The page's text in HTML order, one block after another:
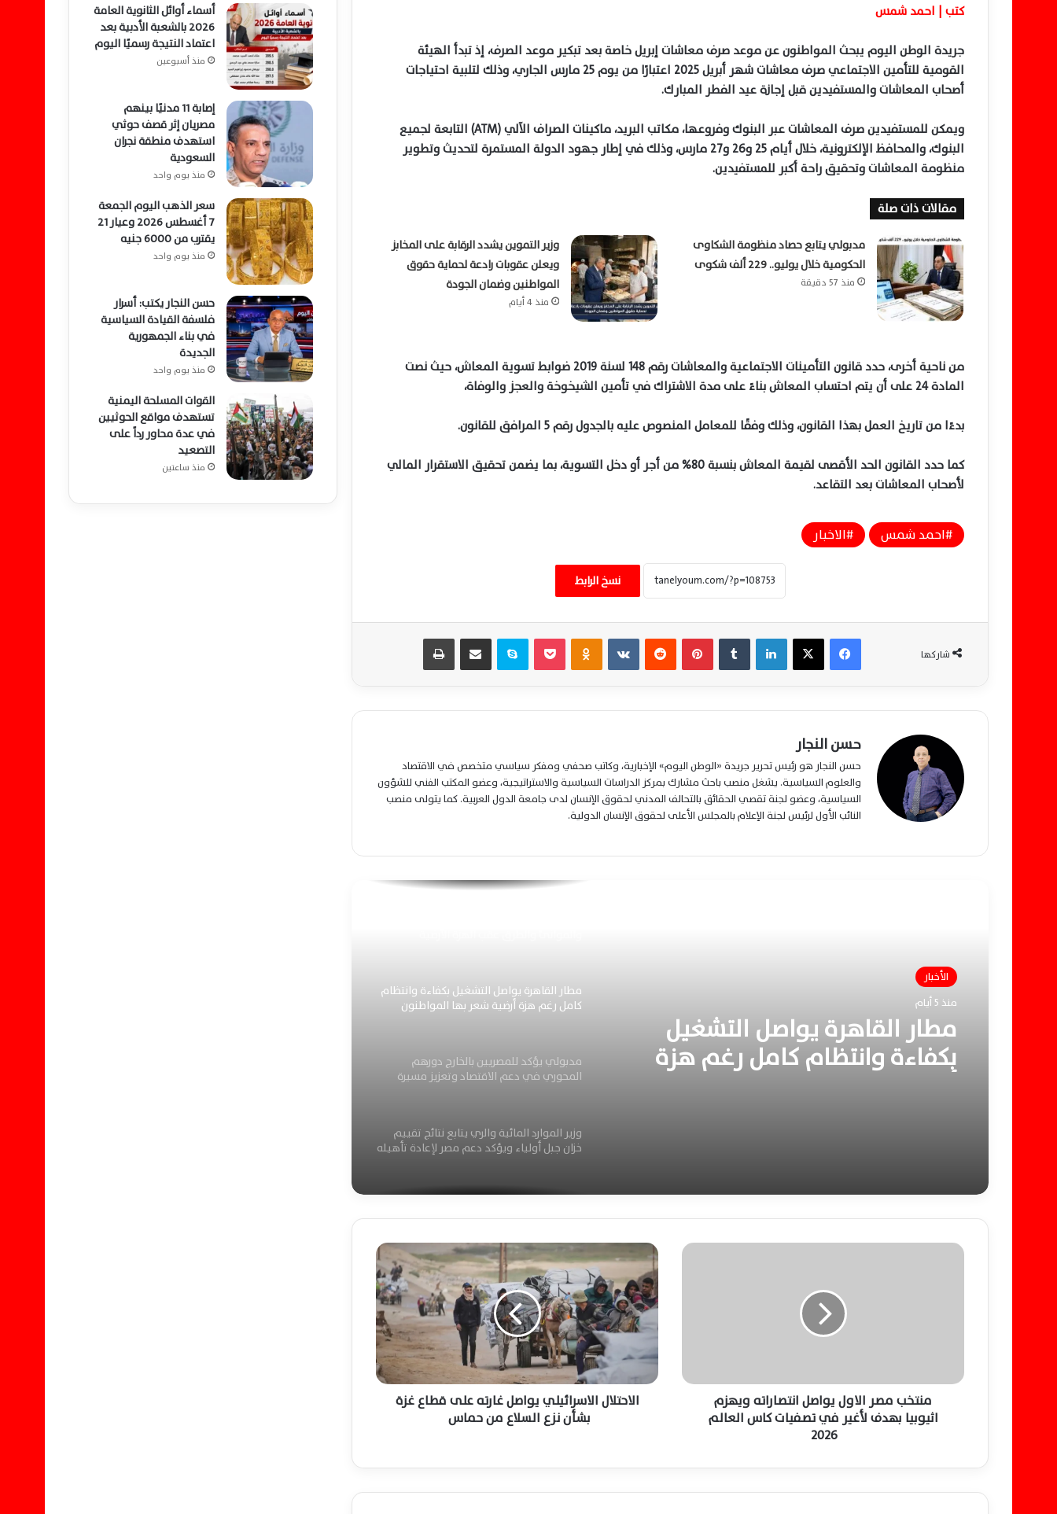
كتب | احمد شمس
جريدة الوطن اليوم يبحث المواطنون عن موعد صرف معاشات إبريل خاصة بعد تبكير موعد الصرف، إذ تبدأ الهيئة
القومية للتأمين الاجتماعي صرف معاشات شهر أبريل 2025 اعتبارًا من يوم 25 مارس الجاري، وذلك لتلبية احتياجات
أصحاب المعاشات والمستفيدين قبل إجازة عيد الفطر المبارك.
ويمكن للمستفيدين صرف المعاشات عبر البنوك وفروعها، مكاتب البريد، ماكينات الصراف الآلي (ATM) التابعة لجميع
البنوك، والمحافظ الإلكترونية، خلال أيام 25 و26 و27 مارس، وذلك في إطار جهود الدولة المستمرة لتحديث وتطوير
منظومة المعاشات وتحقيق راحة أكبر للمستفيدين.
مقالات ذات صلة
مدبولي يتابع حصاد منظومة الشكاوى
الحكومية خلال يوليو.. 229 ألف شكوى
منذ 57 دقيقة
وزير التموين يشدد الرقابة على المخابز
ويعلن عقوبات رادعة لحماية حقوق
المواطنين وضمان الجودة
منذ 4 أيام
من ناحية أخرى، حدد قانون التأمينات الاجتماعية والمعاشات رقم 148 لسنة 2019 ضوابط تسوية المعاش، حيث نصت
المادة 24 على أن يتم احتساب المعاش بناءً على مدة الاشتراك في تأمين الشيخوخة والعجز والوفاة،
بدءًا من تاريخ العمل بهذا القانون، وذلك وفقًا للمعامل المنصوص عليه بالجدول رقم 5 المرافق للقانون.
كما حدد القانون الحد الأقصى لقيمة المعاش بنسبة 80% من أجر أو دخل التسوية، بما يضمن تحقيق الاستقرار المالي
لأصحاب المعاشات بعد التقاعد.
احمد شمس الاخبار
نسخ الرابط
شاركها
فيسبوك ‫X لينكدإن بينتيريست ‏VKontakte سكايب مشاركة عبر البريد
حسن النجار
حسن النجار هو رئيس تحرير جريدة «الوطن اليوم» الإخبارية، وكاتب صحفي ومفكر سياسي متخصص في الاقتصاد
والعلوم السياسية. يشغل منصب باحث مشارك بمركز الدراسات السياسية والاستراتيجية، وعضو المكتب الفني للشؤون
السياسية، وعضو لجنة تقصي الحقائق بالتحالف المدني لحقوق الإنسان لدى جامعة الدول العربية. كما يتولى منصب
النائب الأول لرئيس لجنة الإعلام بالمجلس الأعلى لحقوق الإنسان الدولية.
الأخبار
منذ 5 أيام
مطار القاهرة يواصل التشغيل
بكفاءة وانتظام كامل رغم هزة
أرضية شعر بها المواطنون
اعرف امتيازات المقبولين بالمعاهد الفنية
الصحية الشرطية وشروط التقديم للدفعة
الجديدة 2026
اليوم.. تعرف على السعر والحصة الرسمية
للمواطن
مواعيد قطارات الصعيد 2026 كاملة اليوم بين
القاهرة وأسوان ذهابًا وإيابًا بالتفصيل
دون تصالح.. اعرف الشروط والخطوات الكاملة
الآن
مطار القاهرة يواصل التشغيل بكفاءة وانتظام
كامل رغم هزة أرضية شعر بها المواطنون
مدبولي يؤكد للمصريين بالخارج دورهم
المحوري في دعم الاقتصاد وتعزيز مسيرة
وزير الموارد المائية والري يتابع نتائج تقييم
خزان جبل أولياء ويؤكد دعم مصر لإعادة تأهيله
وجدول الرواتب الجديد وأماكن الحصول عليها
اعرف امتيازات المقبولين بالمعاهد الفنية
الصحية الشرطية وشروط التقديم للدفعة
الجديدة 2026
بدء تطبيق منظومة الخصم المباشر للخبز
اليوم.. تعرف على السعر والحصة الرسمية
للمواطن
بدء تطبيق منظومة الخصم المباشر بالمخابز
مواعيد قطارات الصعيد 2026 كاملة اليوم بين
م
ا
ي
ا
منتخب مصر الاول يواصل انتصاراته ويهزم
اثيوبيا بهدف لأغير في تصفيات كاس العالم
2026
ا
ل
ا
ح
ل
ا
ل
ا
ا
ي
الاحتلال الاسرائيلي يواصل غارته على قطاع غزة
بشأن نزع السلاع من حماس
أسماء أوائل الثانوية العامة
2026 بالشعبة الأدبية بعد
اعتماد النتيجة رسميًا اليوم
منذ أسبوعين
إصابة 11 مدنيًا بينهم
مصريان إثر قصف حوثي
استهدف منطقة نجران
السعودية
منذ يوم واحد
سعر الذهب اليوم الجمعة
7 أغسطس 2026 وعيار 21
يقترب من 6000 جنيه
منذ يوم واحد
حسن النجار يكتب: أسرار
فلسفة القيادة السياسية
في بناء الجمهورية
الجديدة
منذ يوم واحد
القوات المسلحة اليمنية
تستهدف مواقع الحوثيين
في عدة محاور رداً على
التصعيد
منذ ساعتين